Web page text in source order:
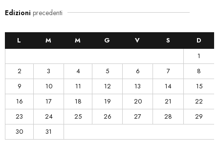
Edizioni precedenti
L M M G V S
D
1
2
3 4 5 6 7
8
9
10 11 12 13 14
15
16
17 18 19 20 21
22
23
24 25 26 27 28
29
30
31